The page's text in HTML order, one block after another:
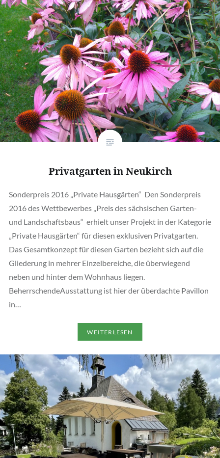
Privatgarten in Neukirch
Sonderpreis 2016 „Private Hausgärten“ Den Sonderpreis
2016 des Wettbewerbes „Preis des sächsischen Garten-
und Landschaftsbaus“ erhielt unser Projekt in der Kategorie
„Private Hausgärten“ für diesen exklusiven Privatgarten.
Das Gesamtkonzept für diesen Garten bezieht sich auf die
Gliederung in mehrer Einzelbereiche, die überwiegend
neben und hinter dem Wohnhaus liegen.
BeherrschendeAusstattung ist hier der überdachte Pavillon
in…
WEITERLESEN